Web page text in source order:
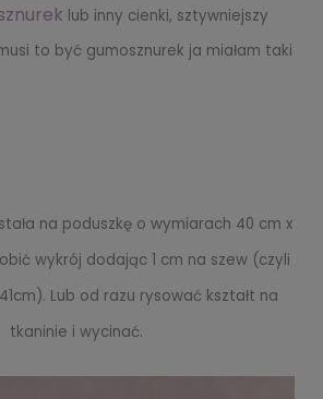
lub inny cienki, sztywniejszy
to być gumosznurek ja miałam taki
na poduszkę o wymiarach 40 cm x
wykrój dodając 1 cm na szew (czyli
Lub od razu rysować kształt na
tkaninie i wycinać.